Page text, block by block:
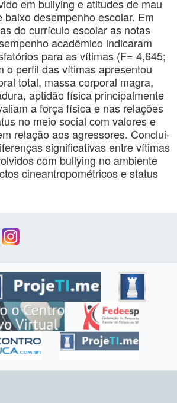
em bullying e atitudes de mau
desempenho escolar. Em
do currículo escolar as notas
acadêmico indicaram
para as vítimas (F= 4,645;
o perfil das vítimas apresentou
total, massa corporal magra,
aptidão física principalmente
a força física e nas relações
no meio social com valores e
relação aos agressores. Conclui-
significativas entre vítimas
com bullying no ambiente
cineantropométricos e status